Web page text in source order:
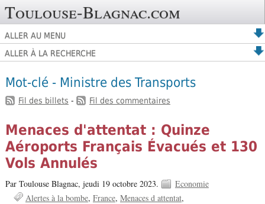
Toulouse-Blagnac.com
ALLER AU MENU
ALLER À LA RECHERCHE
Mot-clé - Ministre des Transports
Fil des billets - Fil des commentaires
Menaces d'attentat : Quinze
Aéroports Français Évacués et 130
Vols Annulés
Par Toulouse Blagnac, jeudi 19 octobre 2023.
Economie
Alertes à la bombe France Menaces d attentat